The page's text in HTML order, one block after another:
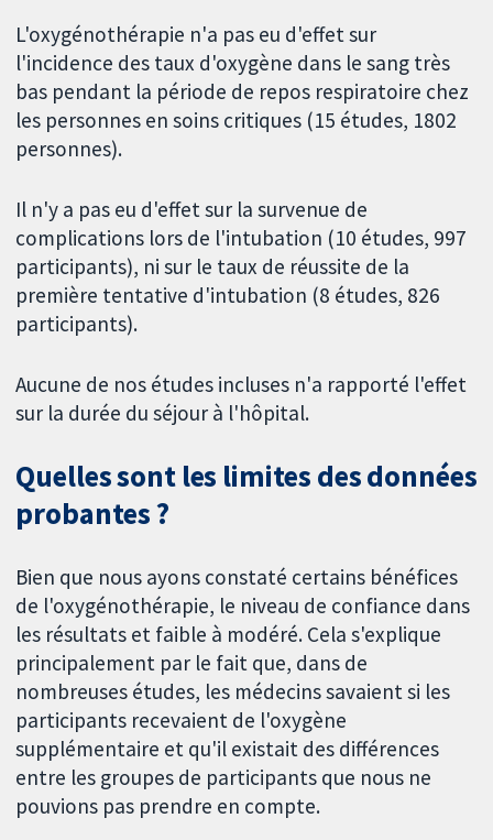
L'oxygénothérapie n'a pas eu d'effet sur
l'incidence des taux d'oxygène dans le sang très
bas pendant la période de repos respiratoire chez
les personnes en soins critiques (15 études, 1802
personnes).
Il n'y a pas eu d'effet sur la survenue de
complications lors de l'intubation (10 études, 997
participants), ni sur le taux de réussite de la
première tentative d'intubation (8 études, 826
participants).
Aucune de nos études incluses n'a rapporté l'effet
sur la durée du séjour à l'hôpital.
Quelles sont les limites des données
probantes ?
Bien que nous ayons constaté certains bénéfices
de l'oxygénothérapie, le niveau de confiance dans
les résultats et faible à modéré. Cela s'explique
principalement par le fait que, dans de
nombreuses études, les médecins savaient si les
participants recevaient de l'oxygène
supplémentaire et qu'il existait des différences
entre les groupes de participants que nous ne
pouvions pas prendre en compte.